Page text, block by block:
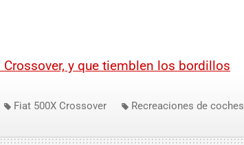
Crossover, y que tiemblen los bordillos
Fiat 500X Crossover Recreaciones de coches